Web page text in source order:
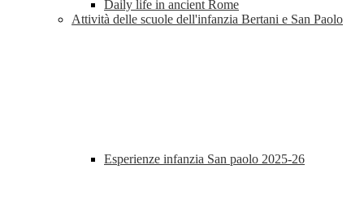
Daily life in ancient Rome
Attività delle scuole dell'infanzia Bertani e San Paolo
Esperienze infanzia San paolo 2025-26